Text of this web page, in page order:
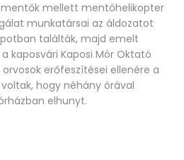
mentők mellett mentőhelikopter
munkatársai az áldozatot
találták, majd emelt
kaposvári Kaposi Mór Oktató
erőfeszítései ellenére a
hogy néhány órával
elhunyt.